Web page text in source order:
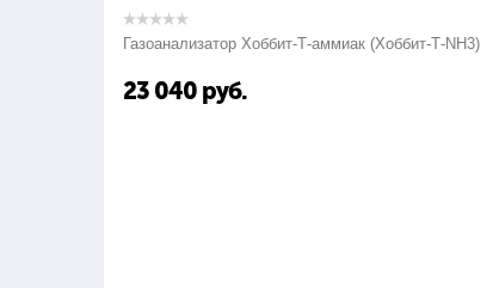
Газоанализатор Хоббит-Т-аммиак (Хоббит-Т-NH3)
23 040 руб.